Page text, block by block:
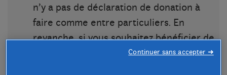
n’y a pas de déclaration de donation à
faire comme entre particuliers. En
revanche, si vous souhaitez bénéficier de
la réduction d’impôt, vous devez reporter
Continuer sans accepter ➜